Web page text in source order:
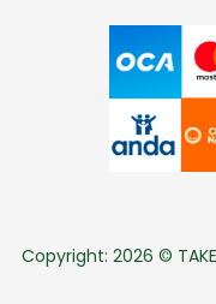
Copyright: 2026 ©